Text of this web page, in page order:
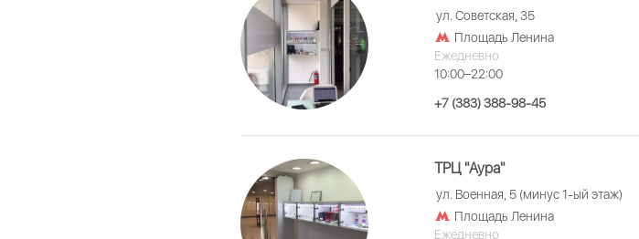
ул. Советская, 35
Площадь Ленина
Ежедневно
10:00–22:00
+7 (383) 388-98-45
ТРЦ "Аура"
ул. Военная, 5 (минус 1-ый этаж)
Площадь Ленина
Ежедневно